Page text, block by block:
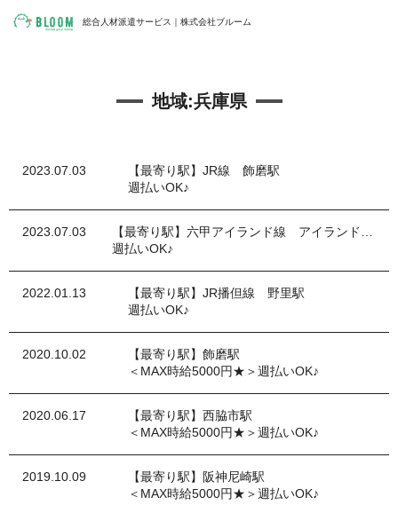
総合人材派遣サービス｜株式会社ブルーム
地域:兵庫県
2023.07.03
【最寄り駅】JR線 飾磨駅
週払いOK♪
2023.07.03
【最寄り駅】六甲アイランド線 アイランドセンター駅
週払いOK♪
2022.01.13
【最寄り駅】JR播但線 野里駅
週払いOK♪
2020.10.02
【最寄り駅】飾磨駅
＜MAX時給5000円★＞週払いOK♪
2020.06.17
【最寄り駅】西脇市駅
＜MAX時給5000円★＞週払いOK♪
2019.10.09
【最寄り駅】阪神尼崎駅
＜MAX時給5000円★＞週払いOK♪